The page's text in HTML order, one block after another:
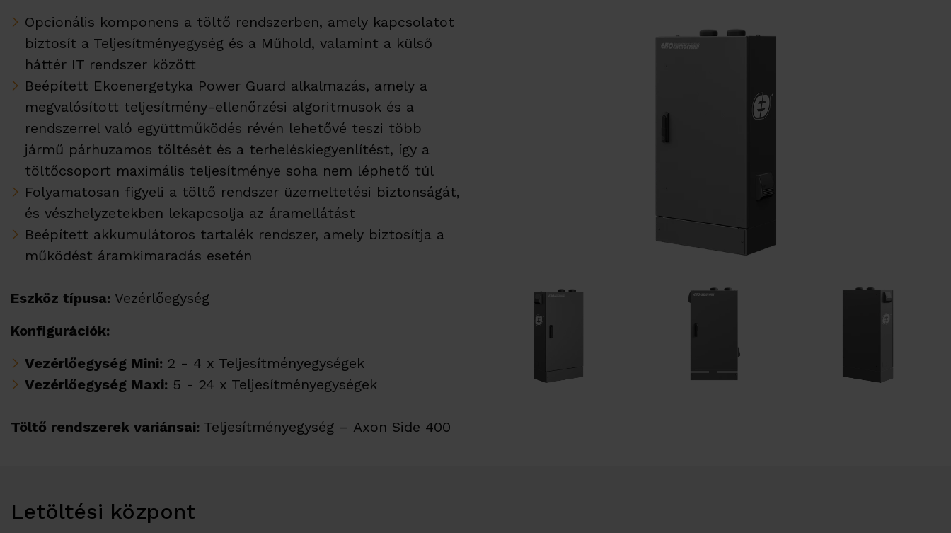
Opcionális komponens a töltő rendszerben, amely kapcsolatot
biztosít a Teljesítményegység és a Műhold, valamint a külső
háttér IT rendszer között
Beépített Ekoenergetyka Power Guard alkalmazás, amely a
megvalósított teljesítmény-ellenőrzési algoritmusok és a
rendszerrel való együttműködés révén lehetővé teszi több
jármű párhuzamos töltését és a terheléskiegyenlítést, így a
töltőcsoport maximális teljesítménye soha nem léphető túl
Folyamatosan figyeli a töltő rendszer üzemeltetési biztonságát,
és vészhelyzetekben lekapcsolja az áramellátást
Beépített akkumulátoros tartalék rendszer, amely biztosítja a
működést áramkimaradás esetén
Eszköz típusa: Vezérlőegység
Konfigurációk:
Vezérlőegység Mini: 2 - 4 x Teljesítményegységek
Vezérlőegység Maxi: 5 - 24 x Teljesítményegységek
Töltő rendszerek variánsai: Teljesítményegység – Axon Side 400
Letöltési központ